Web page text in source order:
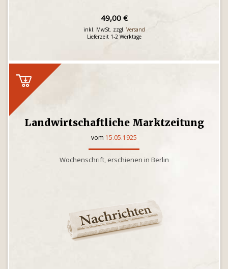
49,00 €
inkl. MwSt. zzgl. Versand
Lieferzeit 1-2 Werktage
Landwirtschaftliche Marktzeitung
vom 15.05.1925
Wochenschrift, erschienen in Berlin